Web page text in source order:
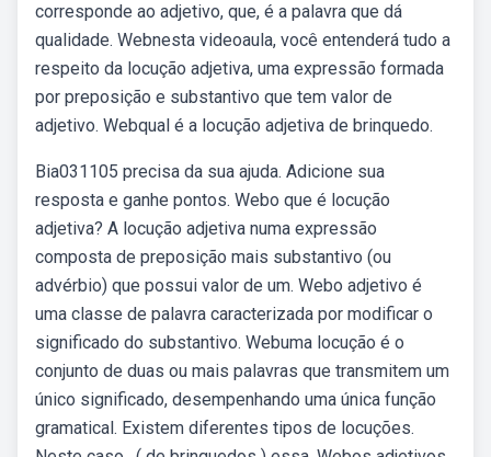
corresponde ao adjetivo, que, é a palavra que dá
qualidade. Webnesta videoaula, você entenderá tudo a
respeito da locução adjetiva, uma expressão formada
por preposição e substantivo que tem valor de
adjetivo. Webqual é a locução adjetiva de brinquedo.
Bia031105 precisa da sua ajuda. Adicione sua
resposta e ganhe pontos. Webo que é locução
adjetiva? A locução adjetiva numa expressão
composta de preposição mais substantivo (ou
advérbio) que possui valor de um. Webo adjetivo é
uma classe de palavra caracterizada por modificar o
significado do substantivo. Webuma locução é o
conjunto de duas ou mais palavras que transmitem um
único significado, desempenhando uma única função
gramatical. Existem diferentes tipos de locuções.